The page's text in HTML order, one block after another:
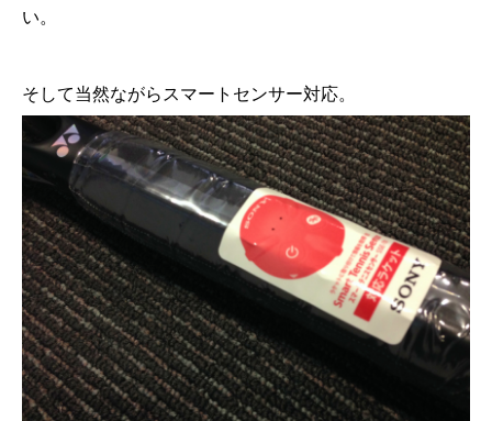
い。
そして当然ながらスマートセンサー対応。